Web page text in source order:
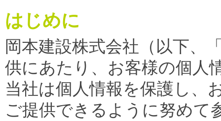
はじめに
岡本建設株式会社（以下、
供にあたり、お客様の個人
当社は個人情報を保護し、
ご提供できるように努めて